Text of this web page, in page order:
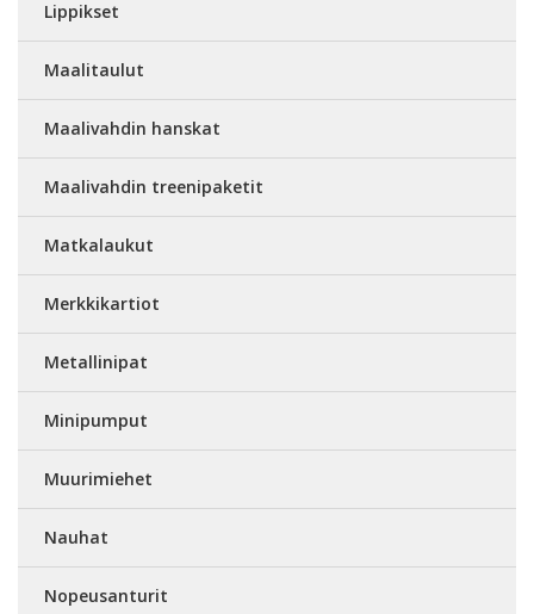
Lippikset
Maalitaulut
Maalivahdin hanskat
Maalivahdin treenipaketit
Matkalaukut
Merkkikartiot
Metallinipat
Minipumput
Muurimiehet
Nauhat
Nopeusanturit